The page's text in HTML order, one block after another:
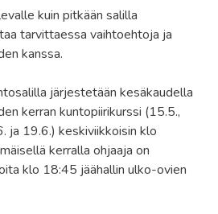
kuin pitkään salilla
tarvittaessa vaihtoehtoja ja
kanssa.
järjestetään kesäkaudella
kerran kuntopiirikurssi (15.5.,
ja 19.6.) keskiviikkoisin klo
kerralla ohjaaja on
klo 18:45 jäähallin ulko-ovien